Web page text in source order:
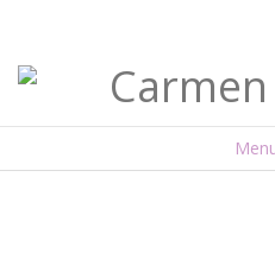
Carmen
Sánchez